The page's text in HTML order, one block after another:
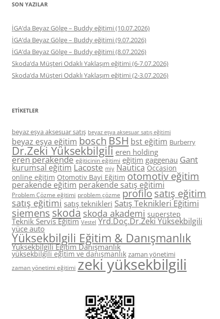
SON YAZILAR
İGA’da Beyaz Gölge – Buddy eğitimi (10.07.2026)
İGA’da Beyaz Gölge – Buddy eğitimi (9.07.2026)
İGA’da Beyaz Gölge – Buddy eğitimi (8.07.2026)
Skoda’da Müşteri Odaklı Yaklaşım eğitimi (6-7.07.2026)
Skoda’da Müşteri Odaklı Yaklaşım eğitimi (2-3.07.2026)
ETIKETLER
beyaz eşya aksesuar satış beyaz eşya aksesuar satış eğitimi
beyaz eşya eğitim boschBSH bst eğitim Burberry
Dr.Zeki Yüksekbilgili eren holding
eren perakende eğiticinin eğitimi eğitim gaggenau Gant
kurumsal eğitim Lacoste miy Nautica Occasion
online eğitim Otomotiv Bayi Eğitim otomotiv eğitim
perakende eğitim perakende satış eğitimi
Problem Çözme eğitimi problem çözme profilo satış eğitim
satış eğitimi satış teknikleri Satış Teknikleri Eğitimi
siemens skoda skoda akademi superstep
Teknik Servis Eğitim Vestel Yrd.Doç.Dr.Zeki Yüksekbilgili
yüce auto
Yüksekbilgili Eğitim & Danışmanlık
Yüksekbilgili Eğitim Danışmanlık
yüksekbilgili eğitim ve danışmanlık zaman yönetimi
zaman yönetimi eğitimi zeki yüksekbilgili